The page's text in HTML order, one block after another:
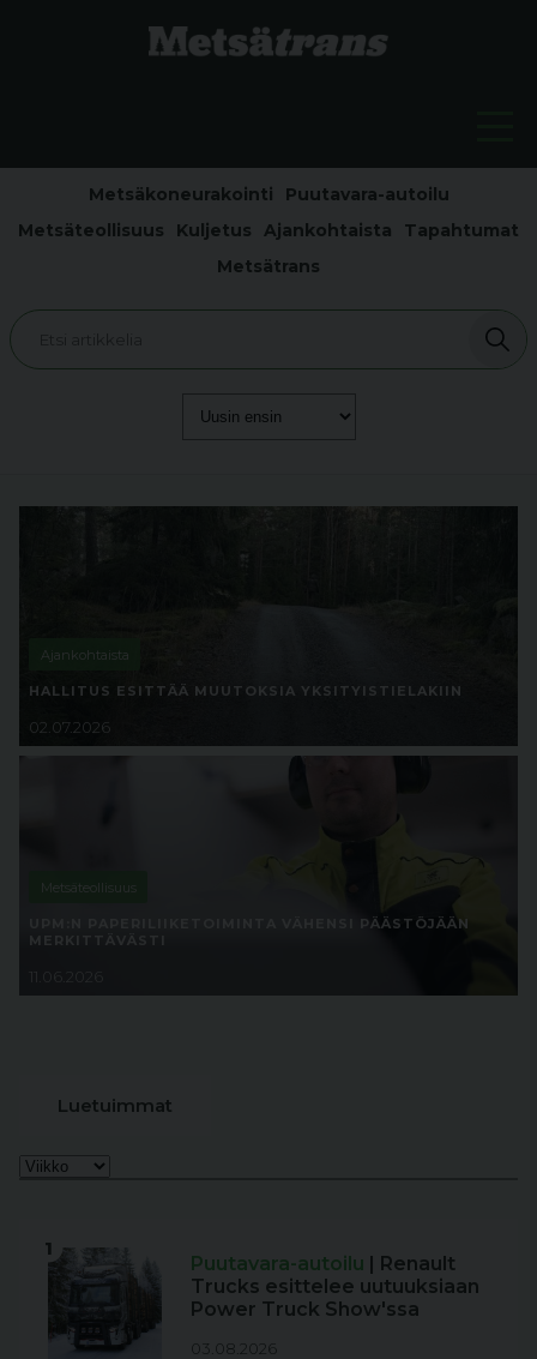
Metsäkoneurakointi
Puutavara-autoilu
Metsäteollisuus
Kuljetus Ajankohtaista
Tapahtumat
Metsätrans
Ajankohtaista
HALLITUS ESITTÄÄ MUUTOKSIA YKSITYISTIELAKIIN
02.07.2026
Metsäteollisuus
UPM:N PAPERILIIKETOIMINTA VÄHENSI PÄÄSTÖJÄÄN
MERKITTÄVÄSTI
Luetuimmat
1
Puutavara-autoilu | Renault
Trucks esittelee uutuuksiaan
Power Truck Show'ssa
03.08.2026